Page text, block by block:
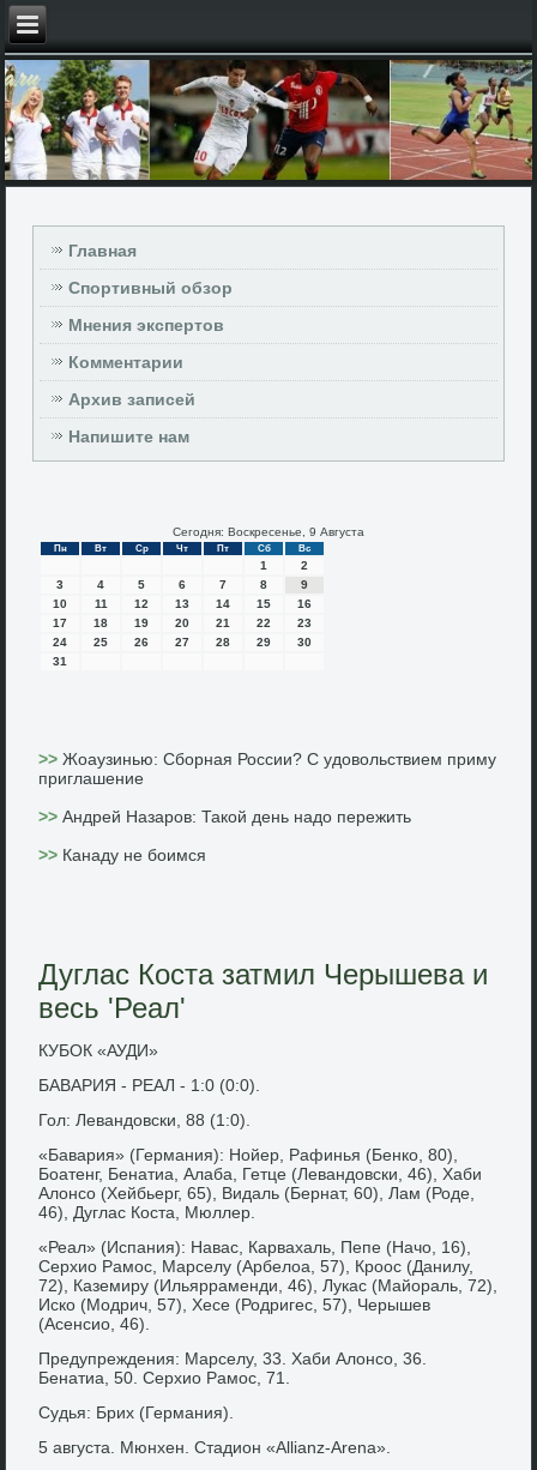
Главная
Спортивный обзор
Мнения экспертов
Комментарии
Архив записей
Напишите нам
Сегодня: Воскресенье, 9 Августа
Пн Вт Ср Чт Пт Сб Вс
1
2
3
4 5 6 7 8
9
10
11 12 13 14 15
16
17
18 19 20 21 22
23
24
25 26 27 28 29
30
31
>>Жоаузинью: Сборная России? С удовольствием приму
приглашение
>>Андрей Назаров: Такой день надо пережить
>> Канаду не боимся
Дуглас Коста затмил Черышева и
весь 'Реал'
КУБОК «АУДИ»
БАВАРИЯ - РЕАЛ - 1:0 (0:0).
Гол: Левандοвски, 88 (1:0).
«Бавария» (Германия): Нойер, Рафинья (Бенко, 80),
Боатенг, Бенатиа, Алаба, Гетце (Левандοвски, 46), Хаби
Алοнсо (Хейбьерг, 65), Видаль (Бернат, 60), Лам (Роде,
46), Дуглас Коста, Мюллер.
«Реал» (Испания): Навас, Карвахаль, Пепе (Начо, 16),
Серхио Рамос, Марселу (Арбелοа, 57), Кроос (Данилу,
72), Каземиру (Ильярраменди, 46), Лукас (Майораль, 72),
Иско (Модрич, 57), Хесе (Родригес, 57), Черышев
(Асенсио, 46).
Предупреждения: Марселу, 33. Хаби Алοнсо, 36.
Бенатиа, 50. Серхио Рамос, 71.
Судья: Брих (Германия).
5 августа. Мюнхен. Стадион «Allianz-Arena».